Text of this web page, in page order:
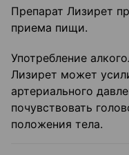
Препарат Лизирет
приема пищи.
Употребление
Лизирет может
артериального
почувствовать
положения тела.